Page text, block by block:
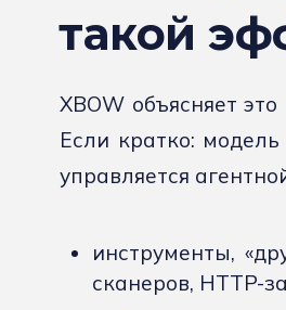
такой
XBOW объясняет
Если кратко:
управляется
инструменты,
сканеров, HTTP-